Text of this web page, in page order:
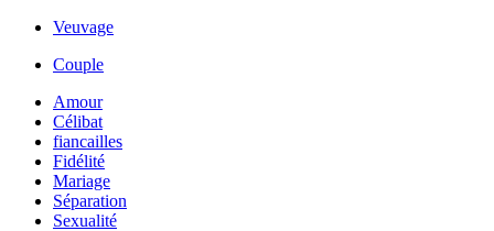
Veuvage
Couple
Amour
Célibat
fiancailles
Fidélité
Mariage
Séparation
Sexualité